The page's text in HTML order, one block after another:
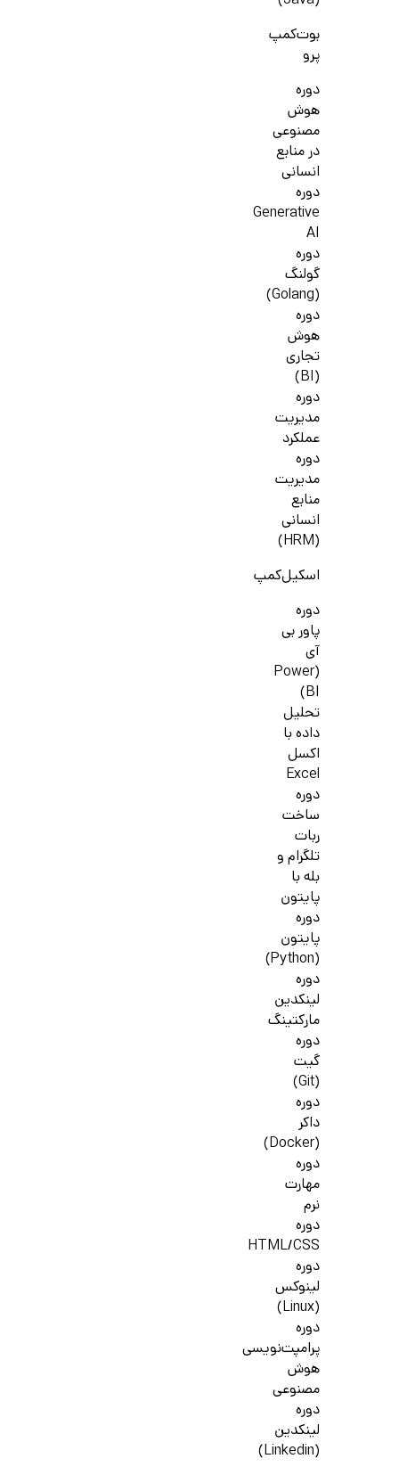
بوت‌کمپ
پرو
دوره
هوش
مصنوعی
در منابع
انسانی
دوره
Generative
AI
دوره
گولنگ
(Golang)
دوره
هوش
تجاری
(BI)
دوره
مدیریت
عملکرد
دوره
مدیریت
منابع
انسانی
(HRM)
اسکیل‌کمپ
دوره
پاور بی
آی
(Power
BI)
تحلیل
داده با
اکسل
Excel
دوره
ساخت
ربات
تلگرام و
بله با
پایتون
دوره
پایتون
(Python)
دوره
لینکدین
مارکتینگ
دوره
گیت
(Git)
دوره
داکر
(Docker)
دوره
مهارت
نرم
دوره
HTML/CSS
دوره
لینوکس
(Linux)
دوره
پرامپت‌نویسی
هوش
مصنوعی
دوره
لینکدین
(Linkedin)